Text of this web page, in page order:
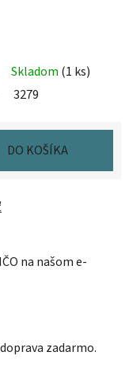
Skladom (1 ks)
3279
DO KOŠÍKA
na našom e-
zadarmo.